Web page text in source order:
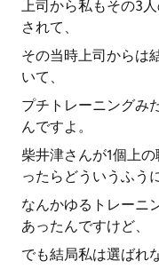
上司から私もその3
されて、
その当時上司からは
いて、
プチトレーニングみ
んですよ。
柴井津さんが1個上
ったらどういうふう
なんかゆるトレーニ
あったんですけど、
でも結局私は選ばれ